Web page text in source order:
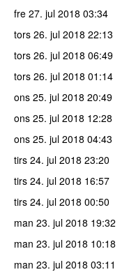
fre 27. jul 2018 03:34
tors 26. jul 2018 22:13
tors 26. jul 2018 06:49
tors 26. jul 2018 01:14
ons 25. jul 2018 20:49
ons 25. jul 2018 12:28
ons 25. jul 2018 04:43
tirs 24. jul 2018 23:20
tirs 24. jul 2018 16:57
tirs 24. jul 2018 00:50
man 23. jul 2018 19:32
man 23. jul 2018 10:18
man 23. jul 2018 03:11